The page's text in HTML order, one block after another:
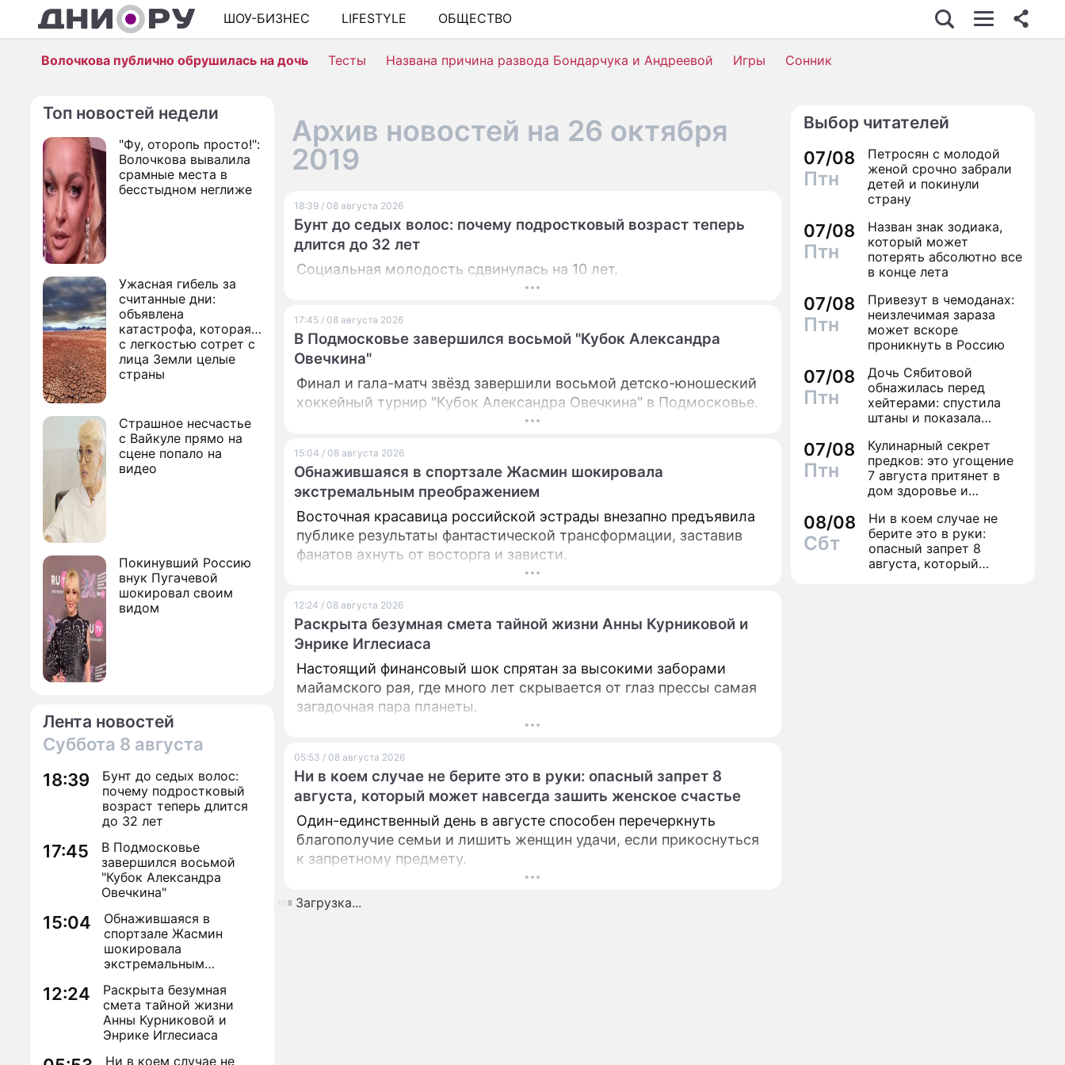
ШОУ-БИЗНЕС LIFESTYLE
ОБЩЕСТВО
ШОУ-БИЗНЕС
АВТО
НЕДВИЖИМОСТЬ
ПРОИСШЕСТВИЯ
ПРЕСС-РЕЛИЗЫ
Волочкова публично обрушилась на дочь Тесты Названа причина развода Бондарчука и Андреевой Игры Сонник
Топ новостей недели
"Фу, оторопь просто!":
Волочкова вывалила
срамные места в
бесстыдном неглиже
Ужасная гибель за
считанные дни:
объявлена
катастрофа, которая
с легкостью сотрет с
лица Земли целые
страны
Страшное несчастье
с Вайкуле прямо на
сцене попало на
видео
Покинувший Россию
внук Пугачевой
шокировал своим
видом
Лента новостей
Суббота 8 августа
18:39
Бунт до седых волос:
почему подростковый
возраст теперь длится
до 32 лет
17:45
В Подмосковье
завершился восьмой
"Кубок Александра
Овечкина"
15:04
Обнажившаяся в
спортзале Жасмин
шокировала
экстремальным
12:24
Раскрыта безумная
смета тайной жизни
Анны Курниковой и
Энрике Иглесиаса
Ни в коем случае не
Архив новостей на 26 октября
2019
18:39 / 08 августа 2026
Бунт до седых волос: почему подростковый возраст теперь
длится до 32 лет
Социальная молодость сдвинулась на 10 лет.
17:45 / 08 августа 2026
В Подмосковье завершился восьмой "Кубок Александра
Овечкина"
Финал и гала-матч звёзд завершили восьмой детско-юношеский
хоккейный турнир "Кубок Александра Овечкина" в Подмосковье.
15:04 / 08 августа 2026
Обнажившаяся в спортзале Жасмин шокировала
экстремальным преображением
Восточная красавица российской эстрады внезапно предъявила
публике результаты фантастической трансформации, заставив
фанатов ахнуть от восторга и зависти.
12:24 / 08 августа 2026
Раскрыта безумная смета тайной жизни Анны Курниковой и
Энрике Иглесиаса
Настоящий финансовый шок спрятан за высокими заборами
майамского рая, где много лет скрывается от глаз прессы самая
загадочная пара планеты.
05:53 / 08 августа 2026
Ни в коем случае не берите это в руки: опасный запрет 8
августа, который может навсегда зашить женское счастье
Один-единственный день в августе способен перечеркнуть
благополучие семьи и лишить женщин удачи, если прикоснуться
к запретному предмету.
Загрузка...
Выбор читателей
07/08
Птн
Петросян с молодой
женой срочно забрали
детей и покинули
страну
07/08
Птн
Назван знак зодиака,
который может
потерять абсолютно все
в конце лета
07/08
Птн
Привезут в чемоданах:
неизлечимая зараза
может вскоре
проникнуть в Россию
07/08
Птн
Дочь Сябитовой
обнажилась перед
хейтерами: спустила
штаны и показала
07/08
Птн
Кулинарный секрет
предков: это угощение
7 августа притянет в
дом здоровье и
08/08
Сбт
Ни в коем случае не
берите это в руки:
опасный запрет 8
августа, который